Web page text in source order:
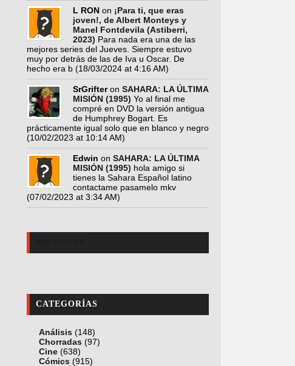
L RON on ¡Para ti, que eras
joven!, de Albert Monteys y
Manel Fontdevila (Astiberri,
2023) Para nada era una de las
mejores series del Jueves. Siempre estuvo
muy por detrás de las de Iva u Oscar. De
hecho era b (18/03/2024 at 4:16 AM)
SrGrifteron SAHARA: LA ÚLTIMA
MISIÓN (1995) Yo al final me
compré en DVD la versión antigua
de Humphrey Bogart. Es
prácticamente igual solo que en blanco y negro
(10/02/2023 at 10:14 AM)
Edwin on SAHARA: LA ÚLTIMA
MISIÓN (1995) hola amigo si
tienes la Sahara Español latino
contactame pasamelo mkv
(07/02/2023 at 3:34 AM)
CATEGORÍAS
Análisis (148)
Chorradas (97)
Cine (638)
Cómics (915)